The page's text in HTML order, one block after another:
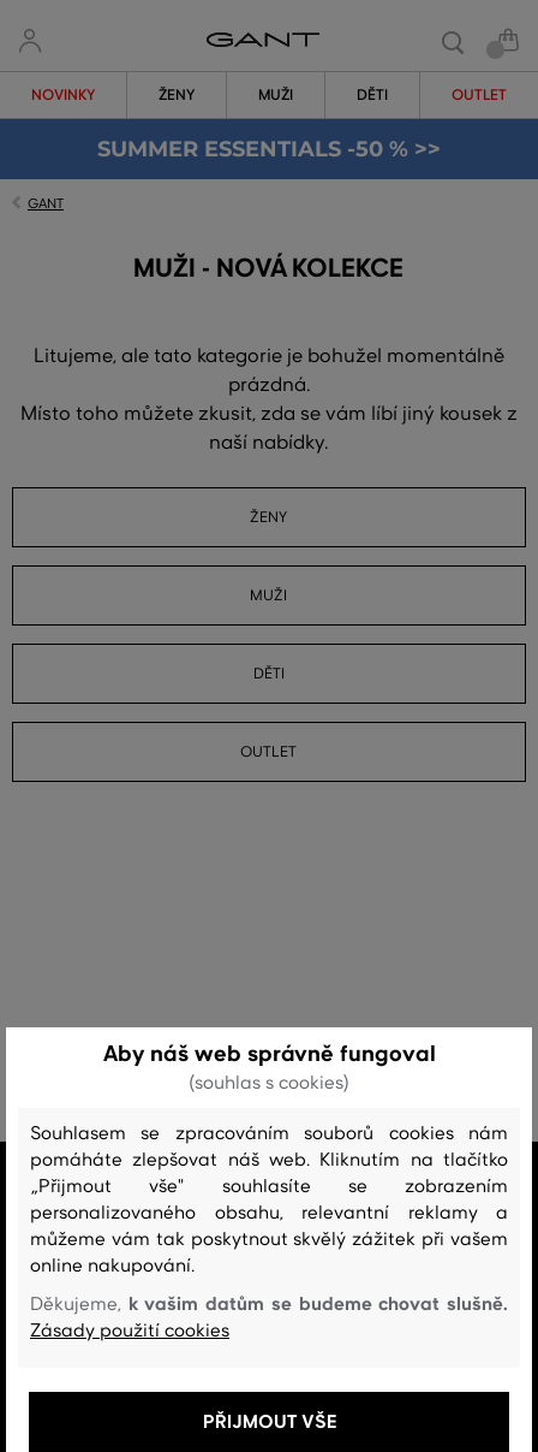
NOVINKY ŽENY MUŽI DĚTI OUTLET
SUMMER ESSENTIALS -50 % >>
GANT
MUŽI - NOVÁ KOLEKCE
Litujeme, ale tato kategorie je bohužel momentálně
prázdná.
Místo toho můžete zkusit, zda se vám líbí jiný kousek z
naší nabídky.
ŽENY
MUŽI
DĚTI
OUTLET
VŠE SKLADEM
Všechno zboží v e-shopu je skladem.
ZÁRUKA ORIGINALITY
DOPRAVA A VRÁCENÍ ZDARMA
Aby náš web správně fungoval
(souhlas s cookies)
Souhlasem se zpracováním souborů cookies nám
pomáháte zlepšovat náš web. Kliknutím na tlačítko
„Přijmout vše" souhlasíte se zobrazením
personalizovaného obsahu, relevantní reklamy a
můžeme vám tak poskytnout skvělý zážitek při vašem
online nakupování.
Děkujeme, k vašim datům se budeme chovat slušně.
Zásady použití cookies
PŘIJMOUT VŠE